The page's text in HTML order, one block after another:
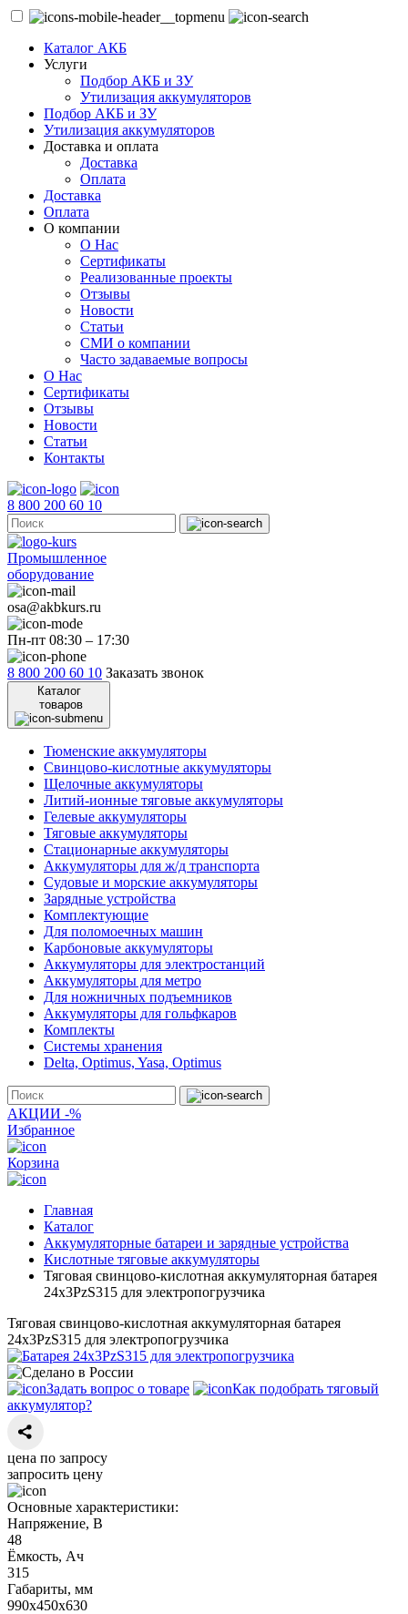
Каталог АКБ
Услуги
Подбор АКБ и ЗУ
Утилизация аккумуляторов
Подбор АКБ и ЗУ
Утилизация аккумуляторов
Доставка и оплата
Доставка
Оплата
Доставка
Оплата
О компании
О Нас
Сертификаты
Реализованные проекты
Отзывы
Новости
Статьи
СМИ о компании
Часто задаваемые вопросы
О Нас
Сертификаты
Отзывы
Новости
Статьи
Контакты
8 800 200 60 10
Промышленное
оборудование
osa@akbkurs.ru
Пн-пт 08:30 – 17:30
8 800 200 60 10 Заказать звонок
Каталог
товаров
Тюменские аккумуляторы
Свинцово-кислотные аккумуляторы
Щелочные аккумуляторы
Литий-ионные тяговые аккумуляторы
Гелевые аккумуляторы
Тяговые аккумуляторы
Стационарные аккумуляторы
Аккумуляторы для ж/д транспорта
Судовые и морские аккумуляторы
Зарядные устройства
Комплектующие
Для поломоечных машин
Карбоновые аккумуляторы
Аккумуляторы для электростанций
Аккумуляторы для метро
Для ножничных подъемников
Аккумуляторы для гольфкаров
Комплекты
Системы хранения
Delta, Optimus, Yasa, Optimus
АКЦИИ -%
Избранное
Корзина
Главная
Каталог
Аккумуляторные батареи и зарядные устройства
Кислотные тяговые аккумуляторы
Тяговая свинцово-кислотная аккумуляторная батарея
24х3PzS315 для электропогрузчика
Тяговая свинцово-кислотная аккумуляторная батарея
24х3PzS315 для электропогрузчика
Задать вопрос о товаре
Как подобрать тяговый
аккумулятор?
цена по запросу
запросить цену
Основные характеристики:
Напряжение, В
48
Ёмкость, Ач
315
Габариты, мм
990х450х630